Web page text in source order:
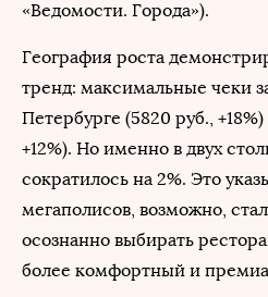
«Ведомости. Города»).
География роста
тренд: максимальные чеки
Петербурге (5820 руб.,
+12%). Но именно в двух
сократилось на 2%. Это
мегаполисов, возможно,
осознанно выбирать
более комфортный и